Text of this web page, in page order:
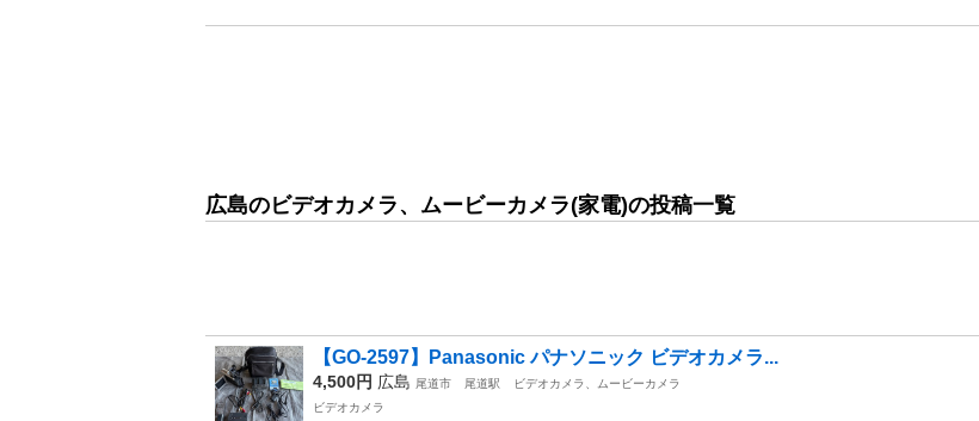
広島のビデオカメラ、ムービーカメラ(家電)の投稿一覧
【GO-2597】Panasonic パナソニック ビデオカメラ...
4,500円 広島 尾道市 尾道駅
ビデオカメラ、ムービーカメラ
ビデオカメラ